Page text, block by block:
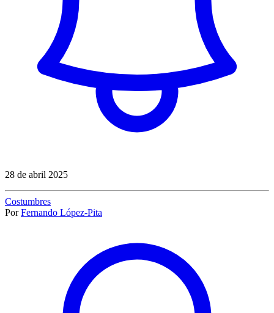
28 de abril 2025
Costumbres
Por Fernando López-Pita